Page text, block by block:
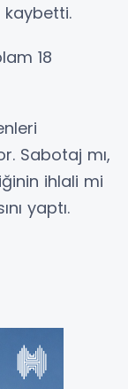
kaybetti.
18
Sabotaj mı,
ihlali mi
yaptı.